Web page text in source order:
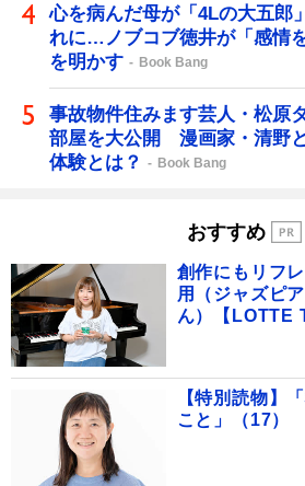
心を病んだ母が「4Lの大五郎
れに…ノブコブ徳井が「感情
を明かす
Book Bang
事故物件住みます芸人・松原
部屋を大公開 漫画家・清野
体験とは？
Book Bang
おすすめ
創作にもリフ
用（ジャズピ
ん）【LOTTE
【特別読物】
こと」（17）